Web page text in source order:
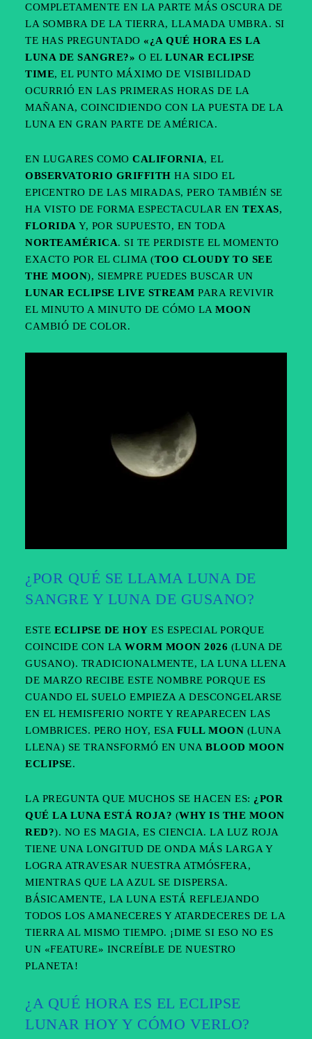
COMPLETAMENTE EN LA PARTE MÁS OSCURA DE
LA SOMBRA DE LA TIERRA, LLAMADA UMBRA. SI
TE HAS PREGUNTADO «¿A QUÉ HORA ES LA
LUNA DE SANGRE?» O EL LUNAR ECLIPSE
TIME, EL PUNTO MÁXIMO DE VISIBILIDAD
OCURRIÓ EN LAS PRIMERAS HORAS DE LA
MAÑANA, COINCIDIENDO CON LA PUESTA DE LA
LUNA EN GRAN PARTE DE AMÉRICA.
EN LUGARES COMO CALIFORNIA, EL
OBSERVATORIO GRIFFITH HA SIDO EL
EPICENTRO DE LAS MIRADAS, PERO TAMBIÉN SE
HA VISTO DE FORMA ESPECTACULAR EN TEXAS,
FLORIDA Y, POR SUPUESTO, EN TODA
NORTEAMÉRICA. SI TE PERDISTE EL MOMENTO
EXACTO POR EL CLIMA (TOO CLOUDY TO SEE
THE MOON), SIEMPRE PUEDES BUSCAR UN
LUNAR ECLIPSE LIVE STREAM PARA REVIVIR
EL MINUTO A MINUTO DE CÓMO LA MOON
CAMBIÓ DE COLOR.
¿POR QUÉ SE LLAMA LUNA DE
SANGRE Y LUNA DE GUSANO?
ESTE ECLIPSE DE HOY ES ESPECIAL PORQUE
COINCIDE CON LA WORM MOON 2026 (LUNA DE
GUSANO). TRADICIONALMENTE, LA LUNA LLENA
DE MARZO RECIBE ESTE NOMBRE PORQUE ES
CUANDO EL SUELO EMPIEZA A DESCONGELARSE
EN EL HEMISFERIO NORTE Y REAPARECEN LAS
LOMBRICES. PERO HOY, ESA FULL MOON (LUNA
LLENA) SE TRANSFORMÓ EN UNA BLOOD MOON
ECLIPSE.
LA PREGUNTA QUE MUCHOS SE HACEN ES: ¿POR
QUÉ LA LUNA ESTÁ ROJA? (WHY IS THE MOON
RED?). NO ES MAGIA, ES CIENCIA. LA LUZ ROJA
TIENE UNA LONGITUD DE ONDA MÁS LARGA Y
LOGRA ATRAVESAR NUESTRA ATMÓSFERA,
MIENTRAS QUE LA AZUL SE DISPERSA.
BÁSICAMENTE, LA LUNA ESTÁ REFLEJANDO
TODOS LOS AMANECERES Y ATARDECERES DE LA
TIERRA AL MISMO TIEMPO. ¡DIME SI ESO NO ES
UN «FEATURE» INCREÍBLE DE NUESTRO
PLANETA!
¿A QUÉ HORA ES EL ECLIPSE
LUNAR HOY Y CÓMO VERLO?